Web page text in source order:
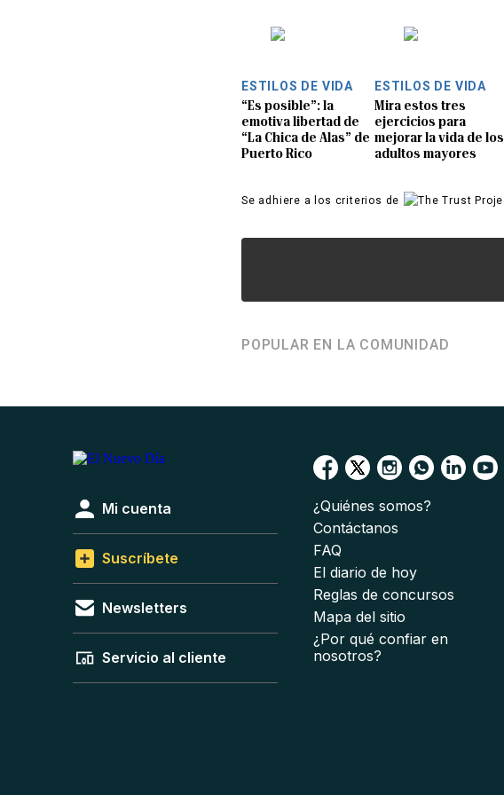
ESTILOS DE VIDA
“Es posible”: la
emotiva libertad de
“La Chica de Alas” de
Puerto Rico
ESTILOS DE VIDA
Mira estos tres
ejercicios para
mejorar la vida de los
adultos mayores
Se adhiere a los criterios de
POPULAR EN LA COMUNIDAD
Mi cuenta
Suscríbete
Newsletters
Servicio al cliente
¿Quiénes somos?
Contáctanos
FAQ
El diario de hoy
Reglas de concursos
Mapa del sitio
¿Por qué confiar en
nosotros?